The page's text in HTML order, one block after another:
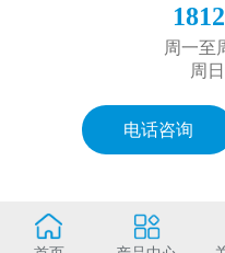
周一至
周
电话咨询